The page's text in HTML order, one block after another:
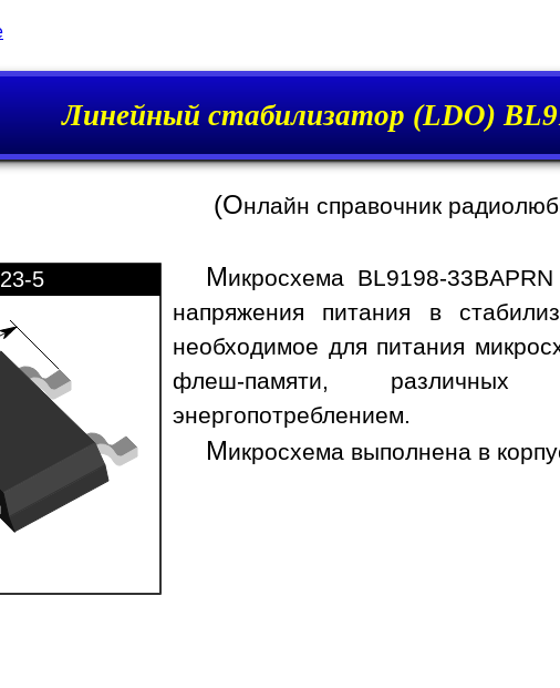
Линейный стабилизатор (LDO)
(Онлайн справочник
5 Микросхема BL9198-
напряжения питания в
необходимое для питания
флеш-памяти,
энергопотреблением.
Микросхема выполнена в